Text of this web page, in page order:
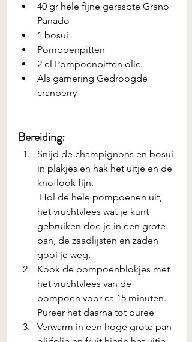
40 gr hele fijne geraspte Grano
Panado
1 bosui
Pompoenpitten
2 el Pompoenpitten olie
Als garnering Gedroogde
cranberry
Bereiding:
Snijd de champignons en bosui
in plakjes en hak het uitje en de
knoflook fijn.
het vruchtvlees wat je kunt
gebruiken doe je in een grote
pan, de zaadlijsten en zaden
gooi je weg.
Kook de pompoenblokjes met
het vruchtvlees van de
pompoen voor ca 15 minuten.
Pureer het daarna tot puree
Verwarm in een hoge grote pan